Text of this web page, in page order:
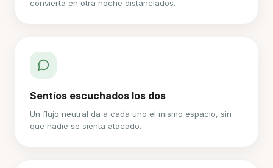
convierta en otra noche distanciados.
Sentíos escuchados los dos
Un flujo neutral da a cada uno el mismo espacio, sin
que nadie se sienta atacado.